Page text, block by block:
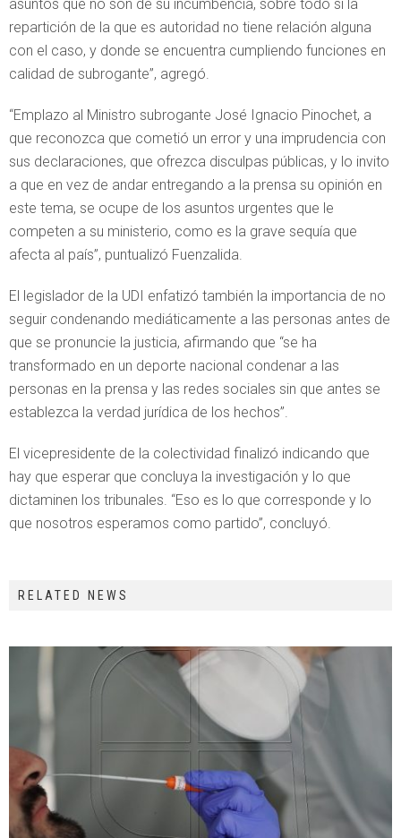
asuntos que no son de su incumbencia, sobre todo si la
repartición de la que es autoridad no tiene relación alguna
con el caso, y donde se encuentra cumpliendo funciones en
calidad de subrogante”, agregó.
“Emplazo al Ministro subrogante José Ignacio Pinochet, a
que reconozca que cometió un error y una imprudencia con
sus declaraciones, que ofrezca disculpas públicas, y lo invito
a que en vez de andar entregando a la prensa su opinión en
este tema, se ocupe de los asuntos urgentes que le
competen a su ministerio, como es la grave sequía que
afecta al país”, puntualizó Fuenzalida.
El legislador de la UDI enfatizó también la importancia de no
seguir condenando mediáticamente a las personas antes de
que se pronuncie la justicia, afirmando que “se ha
transformado en un deporte nacional condenar a las
personas en la prensa y las redes sociales sin que antes se
establezca la verdad jurídica de los hechos”.
El vicepresidente de la colectividad finalizó indicando que
hay que esperar que concluya la investigación y lo que
dictaminen los tribunales. “Eso es lo que corresponde y lo
que nosotros esperamos como partido”, concluyó.
RELATED NEWS